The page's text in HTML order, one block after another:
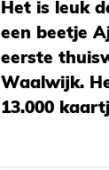
Het is leuk
een beetje
eerste
Waalwijk.
13.000